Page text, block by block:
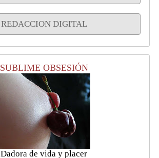
REDACCION DIGITAL
SUBLIME OBSESIÓN
Dadora de vida y placer